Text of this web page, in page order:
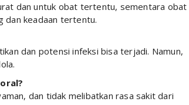
dan untuk obat tertentu, sementara obat
dan keadaan tertentu.
dan potensi infeksi bisa terjadi. Namun,
dan tidak melibatkan rasa sakit dari